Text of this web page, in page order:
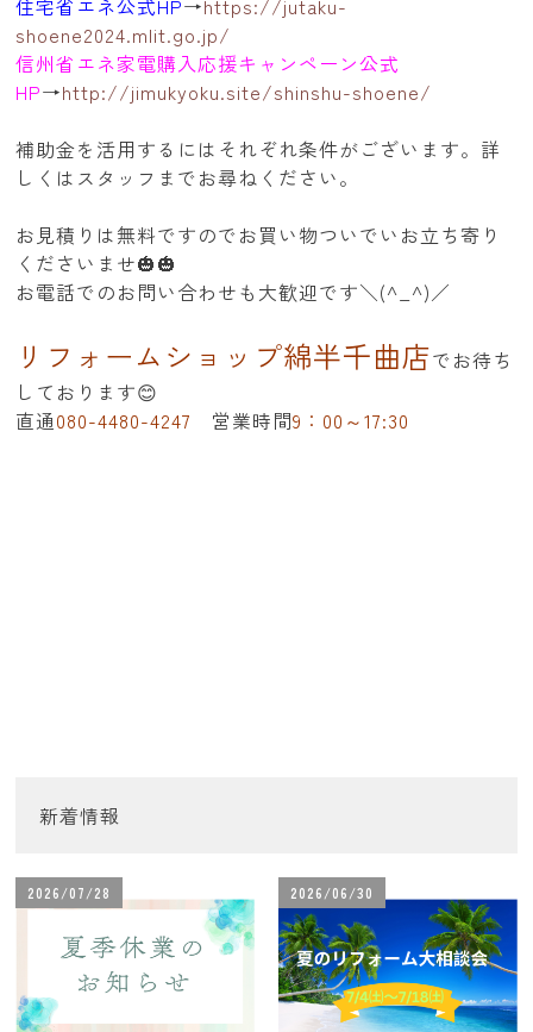
住宅省エネ公式HP→https://jutaku-
shoene2024.mlit.go.jp/
信州省エネ家電購入応援キャンペーン公式
HP→http://jimukyoku.site/shinshu-shoene/
補助金を活用するにはそれぞれ条件がございます。詳
しくはスタッフまでお尋ねください。
お見積りは無料ですのでお買い物ついでいお立ち寄り
くださいませ🎃🎃
お電話でのお問い合わせも大歓迎です＼(^_^)／
リフォームショップ綿半千曲店でお待ち
しております😊
直通080-4480-4247 営業時間9：00～17:30
新着情報
2026/07/28 2026/06/30